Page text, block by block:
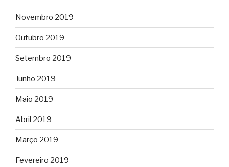
Novembro 2019
Outubro 2019
Setembro 2019
Junho 2019
Maio 2019
Abril 2019
Março 2019
Fevereiro 2019